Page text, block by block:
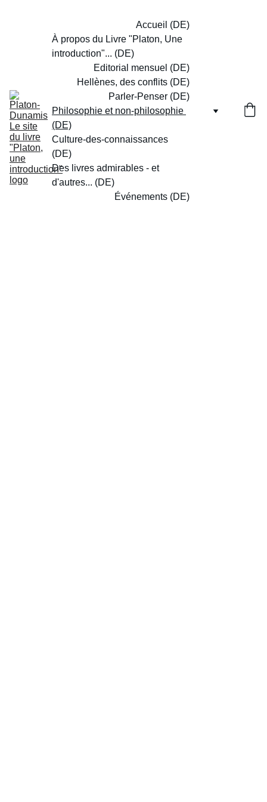
Accueil (DE)
À propos du Livre "Platon, Une
introduction"... (DE)
Editorial mensuel (DE)
Hellènes, des conflits (DE)
Parler-Penser (DE)
Philosophie et non-philosophie
(DE)
Culture-des-connaissances
(DE)
Des livres admirables - et
d'autres... (DE)
Événements (DE)